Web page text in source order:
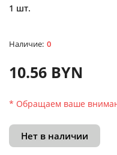
1 шт.
0
10.56 BYN
* Обращаем ваше
Нет в наличии